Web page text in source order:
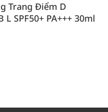
Trang Điểm D
SPF50+ PA+++ 30ml